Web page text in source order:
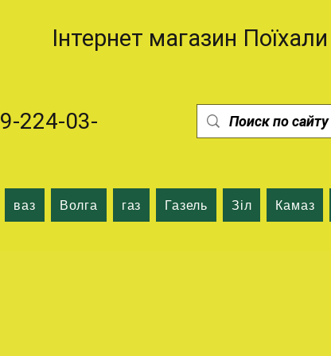
Інтернет магазин Поїхали
224-03-
ваз Волга газ Газель Зіл Камаз